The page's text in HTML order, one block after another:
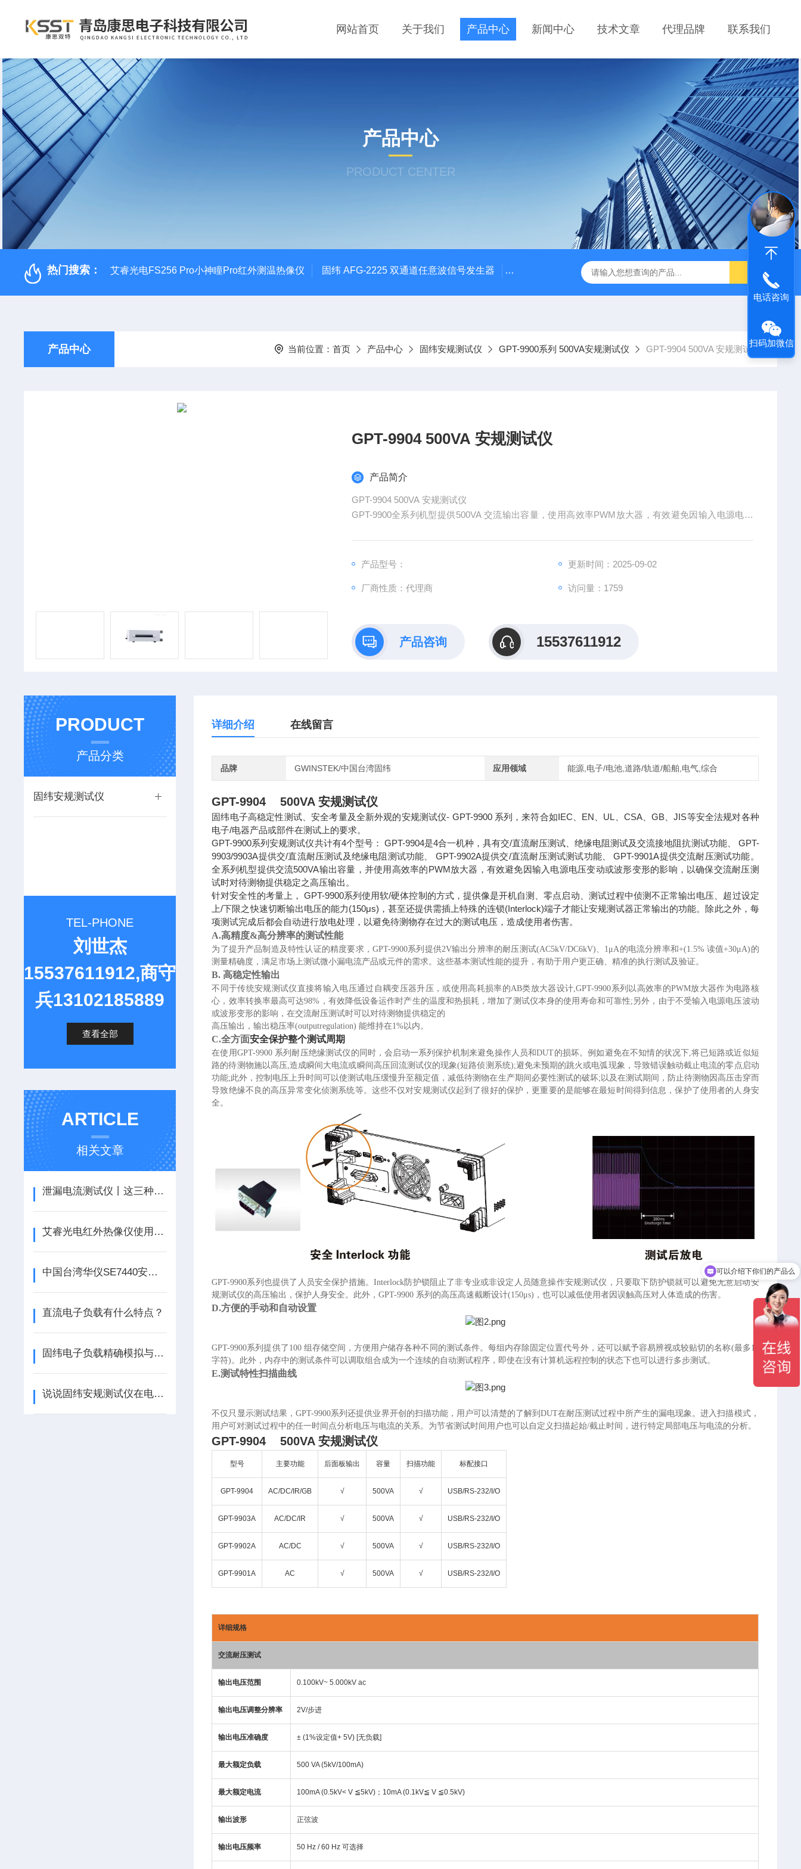
网站首页 关于我们 产品中心 新闻中心 技术文章 代理品牌 联系我们
产品中心
PRODUCT CENTER
热门搜索： 艾睿光电FS256 Pro小神瞳Pro红外测温热像仪 固纬 AFG-2225 双通道任意波信号发生器 APS-7050E 交流电源 固纬 GSP-730 频谱分析仪 艾睿光电
产品中心 当前位置： 首页 产品中心 固纬安规测试仪 GPT-9900系列 500VA安规测试仪 GPT-9904 500VA 安规测试仪
GPT-9904 500VA 安规测试仪
产品简介
GPT-9904 500VA 安规测试仪
GPT-9900全系列机型提供500VA 交流输出容量，使用高效率PWM放大器，有效避免因输入电源电压
产品型号： 更新时间：2025-09-02
厂商性质：代理商 访问量：1759
产品咨询 15537611912
PRODUCT
产品分类
固纬安规测试仪
TEL-PHONE
刘世杰
15537611912,商守
兵13102185889
查看全部
ARTICLE
相关文章
泄漏电流测试仪丨这三种泄漏电流的测试方法哪种正确？
艾睿光电红外热像仪使用指南和操作要点
中国台湾华仪SE7440安规测试仪的实用功能及安全
直流电子负载有什么特点？
固纬电子负载精确模拟与测试电子设备
说说固纬安规测试仪在电子设备生产领域的重要地位
详细介绍 在线留言
品牌 GWINSTEK/中国台湾固纬 应用领域 能源,电子/电池,道路/轨道/船舶,电气,综合
GPT-9904 500VA 安规测试仪
固纬电子高稳定性测试、安全考量及全新外观的安规测试仪- GPT-9900 系列，来符合如IEC、EN、UL、CSA、GB、JIS等安全法规对各种
电子/电器产品或部件在测试上的要求。
GPT-9900系列安规测试仪共计有4个型号： GPT-9904是4合一机种，具有交/直流耐压测试、绝缘电阻测试及交流接地阻抗测试功能、 GPT-
9903/9903A提供交/直流耐压测试及绝缘电阻测试功能、 GPT-9902A提供交/直流耐压测试测试功能、 GPT-9901A提供交流耐压测试功能。
全系列机型提供交流500VA输出容量，并使用高效率的PWM放大器，有效避免因输入电源电压变动或波形变形的影响，以确保交流耐压测
试时对待测物提供稳定之高压输出。
针对安全性的考量上， GPT-9900系列使用软/硬体控制的方式，提供像是开机自测、零点启动、测试过程中侦测不正常输出电压、超过设定
上/下限之快速切断输出电压的能力(150μs)，甚至还提供需插上特殊的连锁(Interlock)端子才能让安规测试器正常输出的功能。除此之外，每
项测试完成后都会自动进行放电处理，以避免待测物存在过大的测试电压，造成使用者伤害。
A.高精度&高分辨率的测试性能
为了提升产品制造及特性认证的精度要求， GPT-9900系列提供2V输出分辨率的耐压测试(AC5kV/DC6kV)、1μA的电流分辨率和+(1.5% 读值+30μA)的
测量精确度，满足市场上测试微小漏电流产品或元件的需求。这些基本测试性能的提升，有助于用户更正确、精准的执行测试及验证。
B.高稳定性输出
不同于传统安规测试仪直接将输入电压通过自耦变压器升压，或使用高耗损率的AB类放大器设计,GPT-9900系列以高效率的PWM放大器作为电路核
心，效率转换率最高可达98%，有效降低设备运作时产生的温度和热损耗，增加了测试仪本身的使用寿命和可靠性;另外 ， 由于不受输入电源电压波动
或波形变形的影响，在交流耐压测试时可以对待测物提供稳定的
高压输出，输出稳压率(outputregulation) 能维持在1%以内。
C.全方面安全保护整个测试周期
在使用GPT-9900 系列耐压绝缘测试仪的同时，会启动一系列保护机制来避免操作人员和DUT的损坏。例如避免在不知情的状况下,将已短路或近似短
路的待测物施以高压,造成瞬间大电流或瞬间高压回流测试仪的现象(短路侦测系统);避免未预期的跳火或电弧现象，导致错误触动截止电流的零点启动
功能;此外，控制电压上升时间可以使测试电压缓慢升至额定值，减低待测物在生产期间必要性测试的破坏;以及在测试期间，防止待测物因高压击穿而
导致绝缘不良的高压异常变化侦测系统等。这些不仅对安规测试仪起到了很好的保护，更重要的是能够在最短时间得到信息，保护了使用者的人身安
全。
GPT-9900系列也提供了人员安全保护措施。Interlock防护锁阻止了非专业或非设定人员随意操作安规测试仪，只要取下防护锁就可以避免无意启动安
规测试仪的高压输出，保护人身安全。此外，GPT-9900 系列的高压高速截断设计(150μs)，也可以减低使用者因误触高压对人体造成的伤害。
D.方便的手动和自动设置
GPT-9900系列提供了100 组存储空间，方便用户储存各种不同的测试条件。每组内存除固定位置代号外，还可以赋予容易辨视或较贴切的名称(最多12
字符)。此外，内存中的测试条件可以调取组合成为一个连续的自动测试程序，即使在没有计算机远程控制的状态下也可以进行多步测试。
E.测试特性扫描曲线
不仅只显示测试结果，GPT-9900系列还提供业界开创 的扫描功能，用户可以清楚的了解到DUT在耐压测试过程中所产生的漏电现象。进入扫描模式，
用户可对测试过程中的任一时间点分析电压与电流的关系。为节省测试时间用户也可以自定义扫描起始/截止时间，进行特定局部电压与电流的分析。
GPT-9904 500VA 安规测试仪
型号 主要功能 后面板输出 容量 扫描功能 标配接口
GPT-9904 AC/DC/IR/GB √ 500VA √ USB/RS-232/I/O
GPT-9903A AC/DC/IR √ 500VA √ USB/RS-232/I/O
GPT-9902A AC/DC √ 500VA √ USB/RS-232/I/O
GPT-9901A AC √ 500VA √ USB/RS-232/I/O
详细规格
交流耐压测试
输出电压范围 0.100kV~ 5.000kV ac
输出电压调整分辨率 2V/步进
输出电压准确度 ± (1%设定值+ 5V) [无负载]
最大额定负载 500 VA (5kV/100mA)
最大额定电流 100mA (0.5kV< V ≦5kV)；10mA (0.1kV≦ V ≦0.5kV)
输出波形 正弦波
输出电压频率 50 Hz / 60 Hz 可选择
你们是怎么收费的呢
电话咨询
扫码加微信